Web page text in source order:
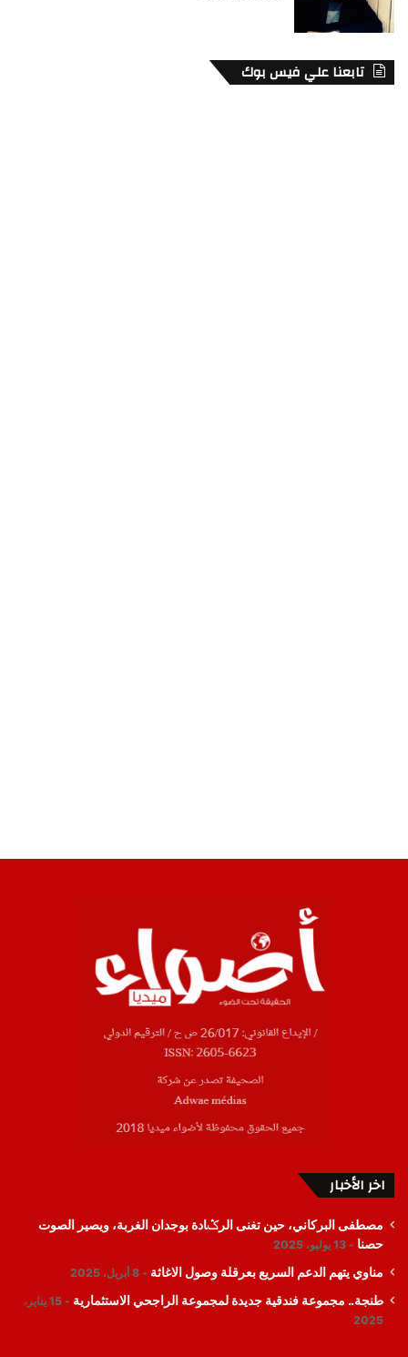
تابعنا علي فيس بوك
اخر الأخبار
مصطفى البركاني، حين تغنى الرݣادة بوجدان الغربة، ويصير الصوت
حصنا
13 يوليو، 2025
مناوي يتهم الدعم السريع بعرقلة وصول الاغاثة 8 أبريل، 2025
طنجة.. مجموعة فندقية جديدة لمجموعة الراجحي الاستثمارية
15 يناير،
2025